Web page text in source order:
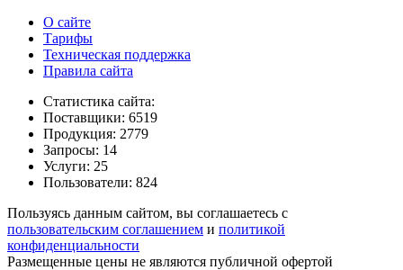
О сайте
Тарифы
Техническая поддержка
Правила сайта
Статистика сайта:
Поставщики: 6519
Продукция: 2779
Запросы: 14
Услуги: 25
Пользователи: 824
Пользуясь данным сайтом, вы соглашаетесь с
пользовательским соглашением и политикой
конфиденциальности
Размещенные цены не являются публичной офертой